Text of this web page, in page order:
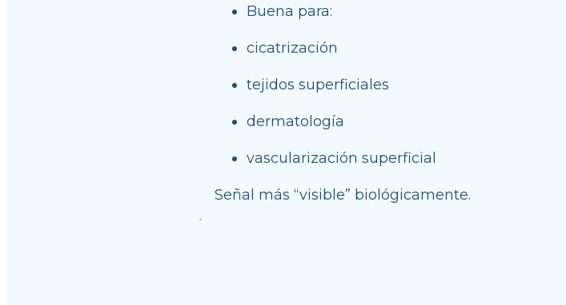
Buena para:
cicatrización
tejidos superficiales
dermatología
vascularización superficial
Señal más “visible” biológicamente.